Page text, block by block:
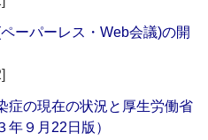
ーパーレス・Web会議)の開
症の現在の状況と厚生労働省
年９月22日版）